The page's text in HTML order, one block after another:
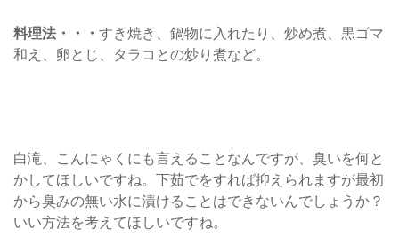
料理法・・・ すき焼き、鍋物に入れたり、炒め煮、黒ゴマ
和え、卵とじ、タラコとの炒り煮など。
白滝、こんにゃくにも言えることなんですが、臭いを何と
かしてほしいですね。下茹でをすれば抑えられますが最初
から臭みの無い水に漬けることはできないんでしょうか？
いい方法を考えてほしいですね。